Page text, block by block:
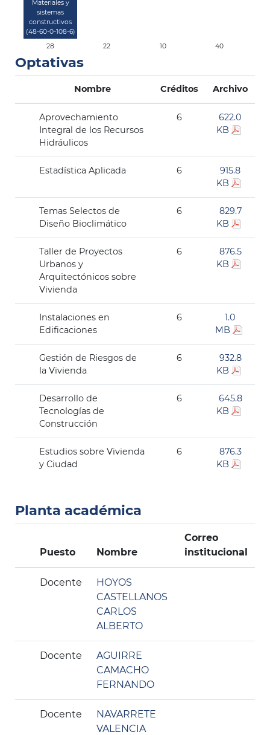
Materiales y
sistemas
constructivos
(48-60-0-108-6)
28
22 10 40
Optativas
Nombre Créditos Archivo
Aprovechamiento
Integral de los Recursos
Hidráulicos
6
622.0
KB
Estadística Aplicada 6
915.8
KB
Temas Selectos de
Diseño Bioclimático
6
829.7
KB
Taller de Proyectos
Urbanos y
Arquitectónicos sobre
Vivienda
6
876.5
KB
Instalaciones en
Edificaciones
6
1.0
MB
Gestión de Riesgos de
la Vivienda
6
932.8
KB
Desarrollo de
Tecnologías de
Construcción
6
645.8
KB
Estudios sobre Vivienda
y Ciudad
6
876.3
KB
Planta académica
Puesto Nombre
Correo
institucional
Docente
HOYOS
CASTELLANOS
CARLOS
ALBERTO
Docente
AGUIRRE
CAMACHO
FERNANDO
Docente
NAVARRETE
VALENCIA